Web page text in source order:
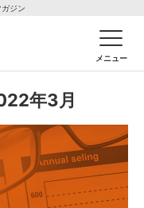
ジン
メニュー
年3月